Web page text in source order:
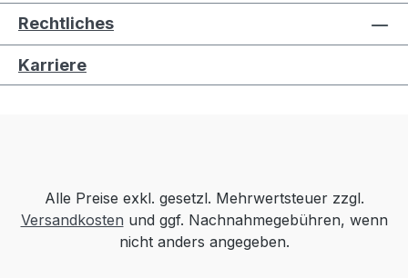
Rechtliches
Karriere
Alle Preise exkl. gesetzl. Mehrwertsteuer zzgl.
Versandkosten und ggf. Nachnahmegebühren, wenn
nicht anders angegeben.